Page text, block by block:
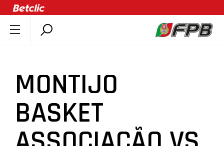
ÚLTIMAS
COMPETIÇÕES
ASSOCIAÇÕES
CLUBES
MONTIJO
BASKET